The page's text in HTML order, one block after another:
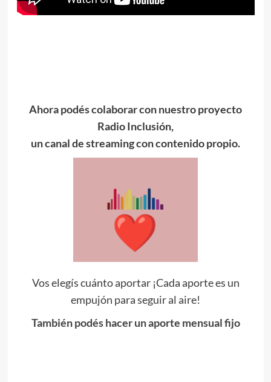
Ahora podés colaborar con nuestro proyecto
Radio Inclusión,
un canal de streaming con contenido propio.
Vos elegís cuánto aportar ¡Cada aporte es un
empujón para seguir al aire!
También podés hacer un aporte mensual fijo